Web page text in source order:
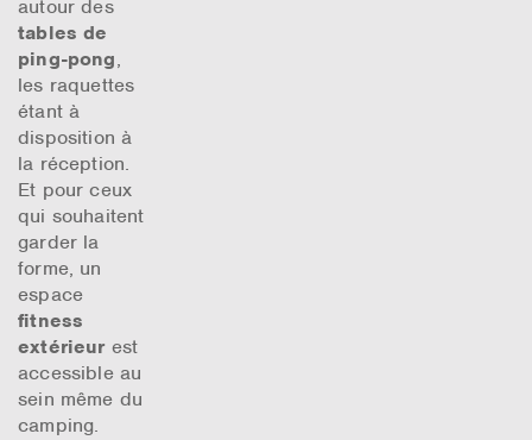
autour des
tables de
ping-pong,
les raquettes
étant à
disposition à
la réception.
Et pour ceux
qui souhaitent
garder la
forme, un
espace
fitness
extérieurest
accessible au
sein même du
camping.